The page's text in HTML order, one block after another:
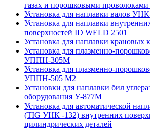
газах и порошковыми
Установка для наплавки валов
Установка для наплавки
поверхностей ID WELD 2501
Установка для наплавки крановых
Установка для плазменно-
УППН-305М
Установка для плазменно-
УППН-505 М2
Установки для наплавки бил
оборудования У-877М
Установка для автоматической
(TIG УНК -132) внутренних
цилиндрических деталей